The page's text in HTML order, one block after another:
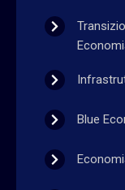
Blue